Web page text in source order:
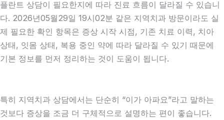
플란트 상담이 필요한지에 따라 진료 흐름이 달라질 수 있습니
다. 2026년05월29일 19시02분 같은 지역치과 방문이라도 실
제 필요한 확인 항목은 증상 시작 시점, 기존 치료 이력, 치아
상태, 잇몸 상태, 복용 중인 약에 따라 달라질 수 있기 때문에
기본 정보를 먼저 정리하는 것이 도움이 됩니다.
특히 지역치과 상담에서는 단순히 “이가 아파요”라고 말하는
것보다 증상을 조금 더 구체적으로 설명하는 편이 좋습니다.